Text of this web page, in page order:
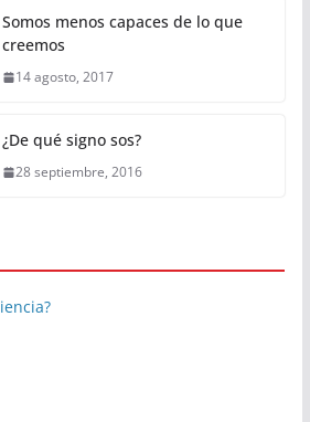
Somos menos capaces de lo que
creemos
14 agosto, 2017
¿De qué signo sos?
28 septiembre, 2016